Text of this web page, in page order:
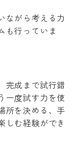
ながら考える力
も行っていま
完成まで試行錯
一度試す力を使
所を決める、手
しむ経験ができ